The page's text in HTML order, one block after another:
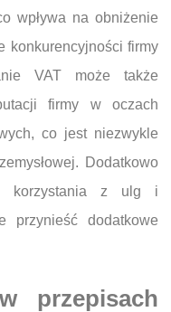
wpływa na obniżenie
konkurencyjności firmy
VAT może także
firmy w oczach
co jest niezwykle
Dodatkowo
korzystania z ulg i
przynieść dodatkowe
przepisach